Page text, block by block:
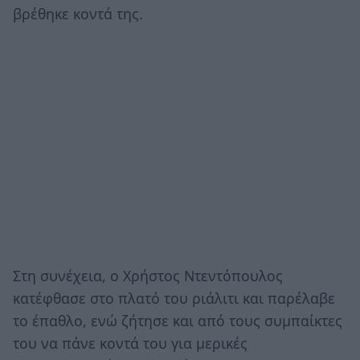
βρέθηκε κοντά της.
Στη συνέχεια, ο Χρήστος Ντεντόπουλος
κατέφθασε στο πλατό του ριάλιτι και παρέλαβε
το έπαθλο, ενώ ζήτησε και από τους συμπαίκτες
του να πάνε κοντά του για μερικές